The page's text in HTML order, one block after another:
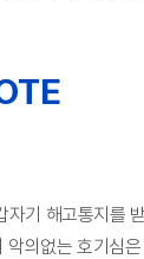
기 해고통지를
악의없는 호기심